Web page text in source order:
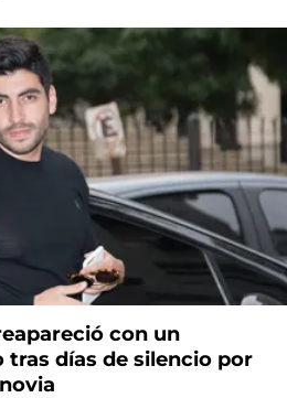
con un
días de silencio por